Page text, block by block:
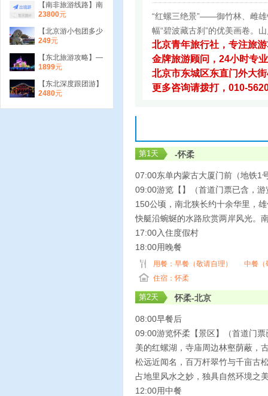
“红螺三绝景”——御竹林、雌雄
幅“碧波藏古刹”的优美画卷。
北京青年旅行社，专注旅
金牌旅游顾问，24小时专
北京市东城区东直门外大
更多咨询请拨打，010-
第1天 -怀柔
07:00东单内蒙古大厦门前（地铁1
09:00游览【】（首道门票已含，
150公顷，南北狭长约十余华里，
快艇沿蜿蜒的水路欣赏两岸风光。
17:00入住度假村
18:00用晚餐
用餐： 早餐（敬请自理）
中餐（
住宿：怀柔
第2天 怀柔-北京
08:00早餐后
09:00游览怀柔【景区】（首道门
美的红螺湖，寺庙周边林壑荫蔽，
松远近闻名，百万杆翠竹与千亩古
占地里风水之妙，独具自然环境之
12:00用中餐
【南非旅游线路】南
非10日狂野之旅 克
城
23800元
【北京游小包团多少
钱】—天安门、故
巷1日游
249元
【东北旅游攻略】—
童话哈尔滨 亚布力
日
1899元
【东北深度跟团游】
哈尔滨.雪乡.二人转.
2480元